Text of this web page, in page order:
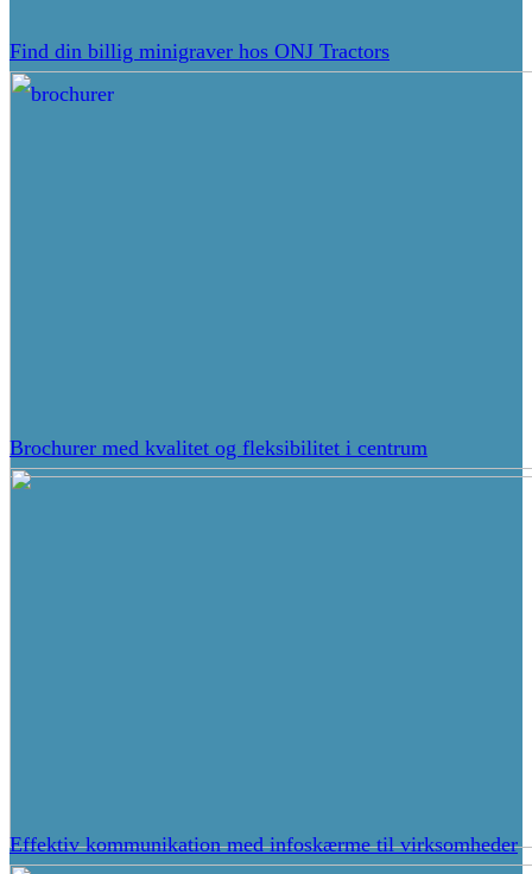
Find din billig minigraver hos ONJ Tractors
Brochurer med kvalitet og fleksibilitet i centrum
Effektiv kommunikation med infoskærme til virksomheder